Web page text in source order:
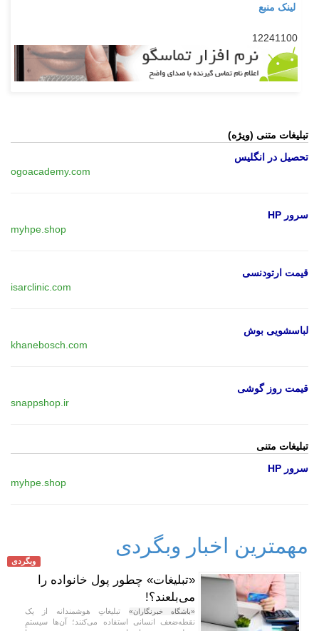
لینک منبع
12241100
تبلیغات متنی (ویژه)
تحصیل در انگلیس
ogoacademy.com
سرور HP
myhpe.shop
قیمت ارتودنسی
isarclinic.com
لباسشویی بوش
khanebosch.com
قیمت روز گوشی
snappshop.ir
تبلیغات متنی
سرور HP
myhpe.shop
مهمترین اخبار وبگردی
وبگردی
«تبلیغات» چطور پول خانواده را
می‌بلعند؟!
«باشگاه خبرنگاران» تبلیغاتِ هوشمندانه از یک
نقطه‌ضعف انسانی استفاده می‌کنند؛ آن‌ها سیستمِ